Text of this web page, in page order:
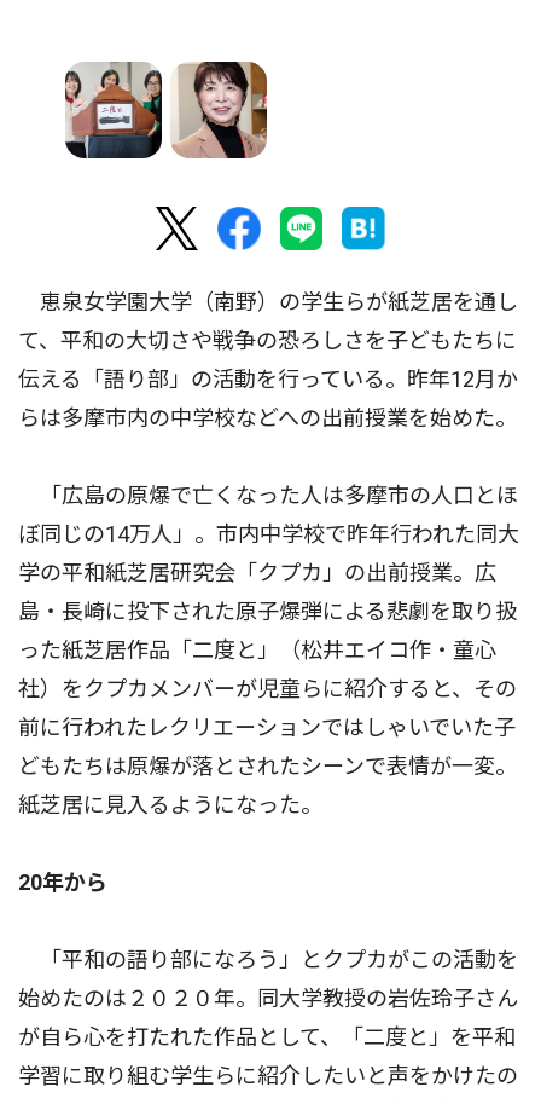
恵泉女学園大学（南野）の学生らが紙芝居を通し
て、平和の大切さや戦争の恐ろしさを子どもたちに
伝える「語り部」の活動を行っている。昨年12月か
らは多摩市内の中学校などへの出前授業を始めた。
「広島の原爆で亡くなった人は多摩市の人口とほ
ぼ同じの14万人」。市内中学校で昨年行われた同大
学の平和紙芝居研究会「クプカ」の出前授業。広
島・長崎に投下された原子爆弾による悲劇を取り扱
った紙芝居作品「二度と」（松井エイコ作・童心
社）をクプカメンバーが児童らに紹介すると、その
前に行われたレクリエーションではしゃいでいた子
どもたちは原爆が落とされたシーンで表情が一変。
紙芝居に見入るようになった。
20年から
「平和の語り部になろう」とクプカがこの活動を
始めたのは２０２０年。同大学教授の岩佐玲子さん
が自ら心を打たれた作品として、「二度と」を平和
学習に取り組む学生らに紹介したいと声をかけたの